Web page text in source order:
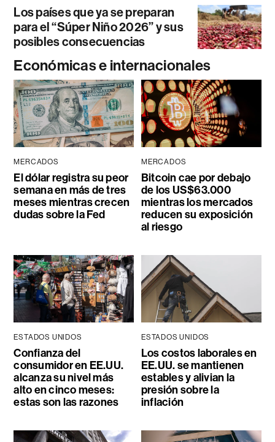
Los países que ya se preparan
para el “Súper Niño 2026” y sus
posibles consecuencias
Económicas e internacionales
MERCADOS
El dólar registra su peor
semana en más de tres
meses mientras crecen
dudas sobre la Fed
MERCADOS
Bitcoin cae por debajo
de los US$63.000
mientras los mercados
reducen su exposición
al riesgo
ESTADOS UNIDOS
Confianza del
consumidor en EE.UU.
alcanza su nivel más
alto en cinco meses:
estas son las razones
ESTADOS UNIDOS
Los costos laborales en
EE.UU. se mantienen
estables y alivian la
presión sobre la
inflación